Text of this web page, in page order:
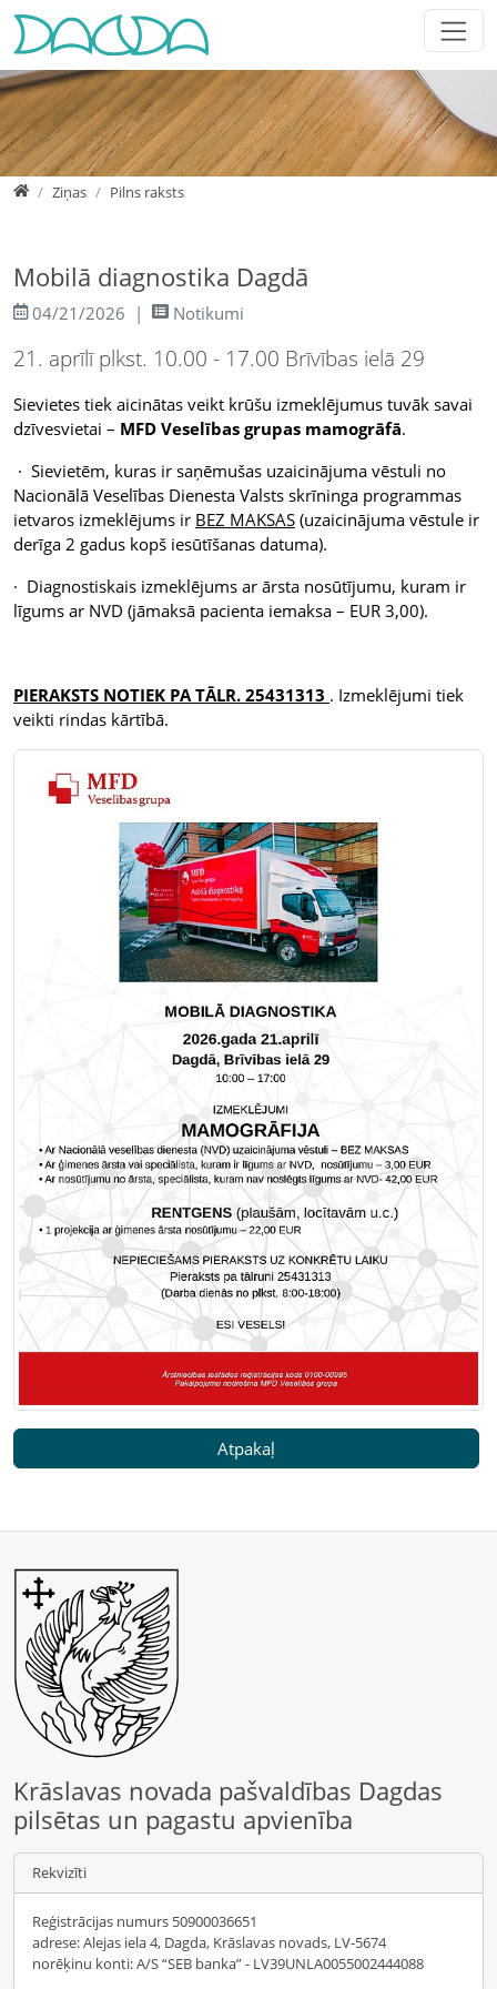
Jump directly to main navigation
Jump directly to content
Jump to sub navigation
HomeZiņas Pilns raksts
Mobilā diagnostika Dagdā
04/21/2026 Notikumi
21. aprīlī plkst. 10.00 - 17.00 Brīvības ielā 29
Sievietes tiek aicinātas veikt krūšu izmeklējumus tuvāk savai
dzīvesvietai – MFD Veselības grupas mamogrāfā.
· Sievietēm, kuras ir saņēmušas uzaicinājuma vēstuli no
Nacionālā Veselības Dienesta Valsts skrīninga programmas
ietvaros izmeklējums ir BEZ MAKSAS (uzaicinājuma vēstule ir
derīga 2 gadus kopš iesūtīšanas datuma).
· Diagnostiskais izmeklējums ar ārsta nosūtījumu, kuram ir
līgums ar NVD (jāmaksā pacienta iemaksa – EUR 3,00).
PIERAKSTS NOTIEK PA TĀLR. 25431313 . Izmeklējumi tiek
veikti rindas kārtībā.
Atpakaļ
Krāslavas novada pašvaldības Dagdas
pilsētas un pagastu apvienība
Rekvizīti
Reģistrācijas numurs 50900036651
adrese: Alejas iela 4, Dagda, Krāslavas novads, LV-5674
norēķinu konti: A/S “SEB banka” - LV39UNLA0055002444088